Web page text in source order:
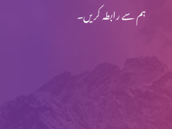
ہم سے رابطہ کریں۔